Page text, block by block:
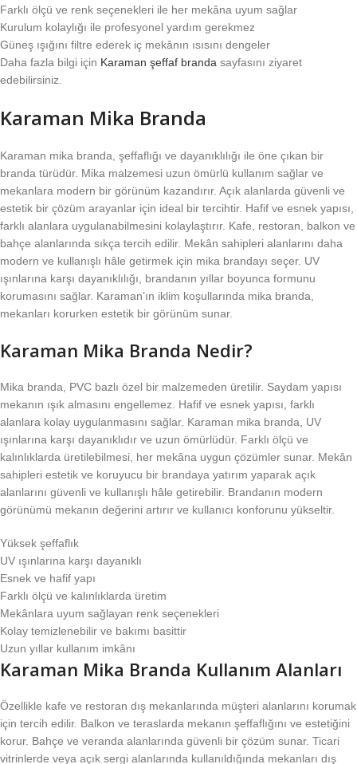
Farklı ölçü ve renk seçenekleri ile her mekâna uyum sağlar
Kurulum kolaylığı ile profesyonel yardım gerekmez
Güneş ışığını filtre ederek iç mekânın ısısını dengeler
Daha fazla bilgi için Karaman şeffaf branda sayfasını ziyaret
edebilirsiniz.
Karaman Mika Branda
Karaman mika branda, şeffaflığı ve dayanıklılığı ile öne çıkan bir
branda türüdür. Mika malzemesi uzun ömürlü kullanım sağlar ve
mekanlara modern bir görünüm kazandırır. Açık alanlarda güvenli ve
estetik bir çözüm arayanlar için ideal bir tercihtir. Hafif ve esnek yapısı,
farklı alanlara uygulanabilmesini kolaylaştırır. Kafe, restoran, balkon ve
bahçe alanlarında sıkça tercih edilir. Mekân sahipleri alanlarını daha
modern ve kullanışlı hâle getirmek için mika brandayı seçer. UV
ışınlarına karşı dayanıklılığı, brandanın yıllar boyunca formunu
korumasını sağlar. Karaman’ın iklim koşullarında mika branda,
mekanları korurken estetik bir görünüm sunar.
Karaman Mika Branda Nedir?
Mika branda, PVC bazlı özel bir malzemeden üretilir. Saydam yapısı
mekanın ışık almasını engellemez. Hafif ve esnek yapısı, farklı
alanlara kolay uygulanmasını sağlar. Karaman mika branda, UV
ışınlarına karşı dayanıklıdır ve uzun ömürlüdür. Farklı ölçü ve
kalınlıklarda üretilebilmesi, her mekâna uygun çözümler sunar. Mekân
sahipleri estetik ve koruyucu bir brandaya yatırım yaparak açık
alanlarını güvenli ve kullanışlı hâle getirebilir. Brandanın modern
görünümü mekanın değerini artırır ve kullanıcı konforunu yükseltir.
Yüksek şeffaflık
UV ışınlarına karşı dayanıklı
Esnek ve hafif yapı
Farklı ölçü ve kalınlıklarda üretim
Mekânlara uyum sağlayan renk seçenekleri
Kolay temizlenebilir ve bakımı basittir
Uzun yıllar kullanım imkânı
Karaman Mika Branda Kullanım Alanları
Özellikle kafe ve restoran dış mekanlarında müşteri alanlarını korumak
için tercih edilir. Balkon ve teraslarda mekanın şeffaflığını ve estetiğini
korur. Bahçe ve veranda alanlarında güvenli bir çözüm sunar. Ticari
vitrinlerde veya açık sergi alanlarında kullanıldığında mekanları dış